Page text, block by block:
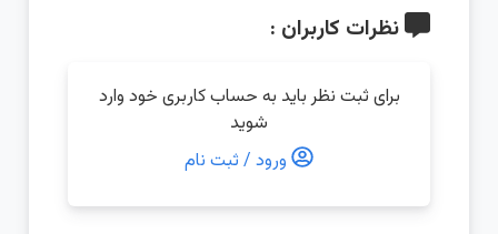
نظرات کاربران :
برای ثبت نظر باید به حساب کاربری خود وارد
شوید
ورود / ثبت نام